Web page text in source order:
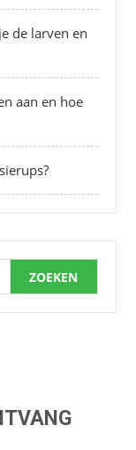
de larven en
aan en hoe
ZOEKEN